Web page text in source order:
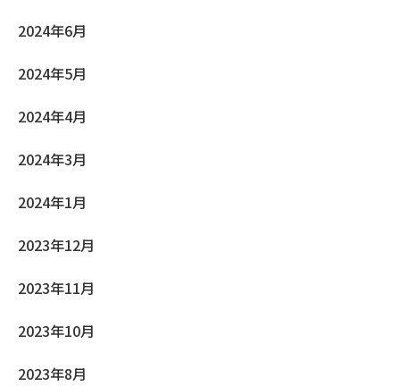
2024年6月
2024年5月
2024年4月
2024年3月
2024年1月
2023年12月
2023年11月
2023年10月
2023年8月